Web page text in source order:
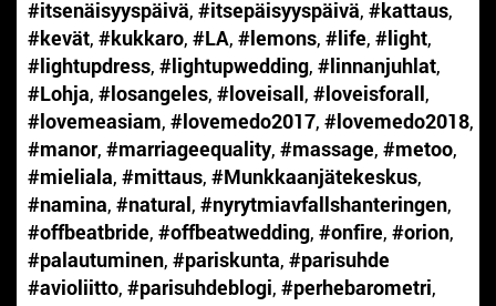
#itsenäisyyspäivä, #itsepäisyyspäivä, #kattaus,
#kevät, #kukkaro, #LA, #lemons, #life, #light,
#lightupdress, #lightupwedding, #linnanjuhlat,
#Lohja, #losangeles, #loveisall, #loveisforall,
#lovemeasiam, #lovemedo2017, #lovemedo2018,
#manor, #marriageequality, #massage, #metoo,
#mieliala, #mittaus, #Munkkaanjätekeskus,
#namina, #natural, #nyrytmiavfallshanteringen,
#offbeatbride, #offbeatwedding, #onfire, #orion,
#palautuminen, #pariskunta, #parisuhde
#avioliitto, #parisuhdeblogi, #perhebarometri,